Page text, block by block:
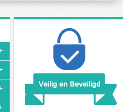
Endodontische
draadloos
guttapercha
obturatie
Pen